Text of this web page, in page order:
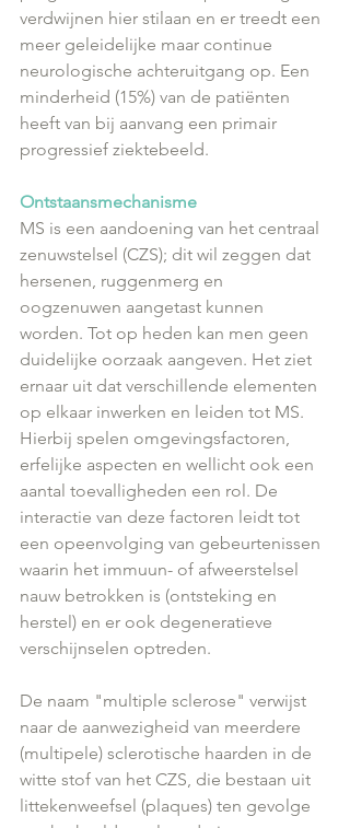
verdwijnen hier stilaan en er treedt een
meer geleidelijke maar continue
neurologische achteruitgang op. Een
minderheid (15%) van de patiënten
heeft van bij aanvang een primair
progressief ziektebeeld.
Ontstaansmechanisme
MS is een aandoening van het centraal
zenuwstelsel (CZS); dit wil zeggen dat
hersenen, ruggenmerg en
oogzenuwen aangetast kunnen
worden. Tot op heden kan men geen
duidelijke oorzaak aangeven. Het ziet
ernaar uit dat verschillende elementen
op elkaar inwerken en leiden tot MS.
Hierbij spelen omgevingsfactoren,
erfelijke aspecten en wellicht ook een
aantal toevalligheden een rol. De
interactie van deze factoren leidt tot
een opeenvolging van gebeurtenissen
waarin het immuun- of afweerstelsel
nauw betrokken is (ontsteking en
herstel) en er ook degeneratieve
verschijnselen optreden.
De naam "multiple sclerose" verwijst
naar de aanwezigheid van meerdere
(multipele) sclerotische haarden in de
witte stof van het CZS, die bestaan uit
littekenweefsel (plaques) ten gevolge